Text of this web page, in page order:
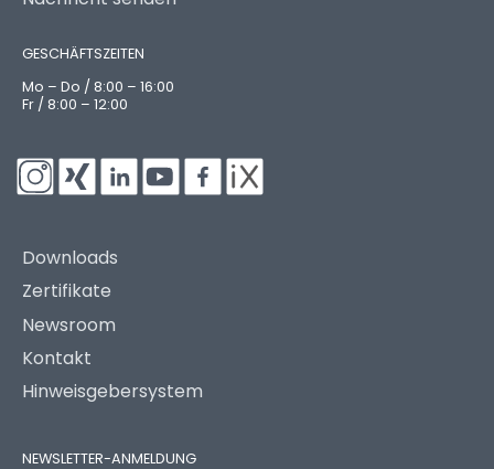
GESCHÄFTSZEITEN
Mo – Do / 8:00 – 16:00
Fr / 8:00 – 12:00
Downloads
Zertifikate
Newsroom
Kontakt
Hinweisgebersystem
NEWSLETTER-ANMELDUNG